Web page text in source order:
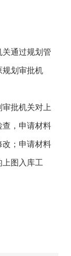
通过规划管
规划审批机
批机关对上
，申请材料
；申请材料
图入库工